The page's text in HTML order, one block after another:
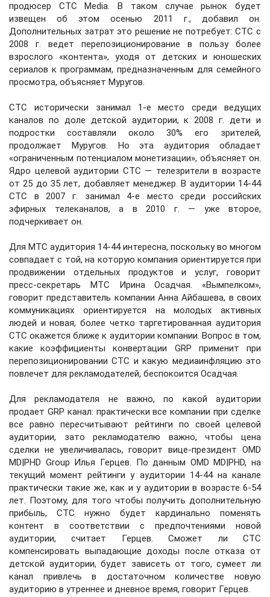
продюсер СТС Media. В таком случае рынок будет
извещен об этом осенью 2011 г., добавил он.
Дополнительных затрат это решение не потребует: СТС с
2008 г. ведет перепозиционирование в пользу более
взрослого «контента», уходя от детских и юношеских
сериалов к программам, предназначенным для семейного
просмотра, объясняет Муругов.
СТС исторически занимал 1-е место среди ведущих
каналов по доле детской аудитории, к 2008 г. дети и
подростки составляли около 30% его зрителей,
продолжает Муругов. Но эта аудитория обладает
«ограниченным потенциалом монетизации», объясняет он.
Ядро целевой аудитории CTC — телезрители в возрасте
от 25 до 35 лет, добавляет менеджер. В аудитории 14-44
СТС в 2007 г. занимал 4-е место среди российских
эфирных телеканалов, а в 2010 г. — уже второе,
подчеркивает он.
Для МТС аудитория 14-44 интересна, поскольку во многом
совпадает с той, на которую компания ориентируется при
продвижении отдельных продуктов и услуг, говорит
пресс-секретарь МТС Ирина Осадчая. «Вымпелком»,
говорит представитель компании Анна Айбашева, в своих
коммуникациях ориентируется на молодых активных
людей и новая, более четко таргетированная аудитория
СТС окажется ближе к аудитории компании. Вопрос в том,
какие коэффициенты конвертации GRP применит при
перепозиционировании CTC и какую медиаинфляцию это
повлечет для рекламодателей, беспокоится Осадчая.
Для рекламодателя не важно, по какой аудитории
продает GRP канал: практически все компании при сделке
все равно пересчитывают рейтинги по своей целевой
аудитории, зато рекламодателю важно, чтобы цена
сделки не увеличивалась, говорит вице-президент OMD
MD|PHD Group Илья Герцев. По данным OMD MD|PHD, на
текущий момент рейтинги у аудитории 14-44 на канале
практически такие же, как и у аудитории в возрaсте 6-54
лет. Поэтому, для того чтобы получить дополнительную
прибыль, СТС нужно будет кардинально поменять
контент в соответствии с предпочтениями новой
аудитории, считает Герцев. Сможет ли CTC
компенсировать выпадающие доходы после отказа от
детской аудитории, будет зависеть от того, сумеет ли
канал привлечь в достаточном количестве новую
аудиторию в утреннее и дневное время, говорит Герцев.